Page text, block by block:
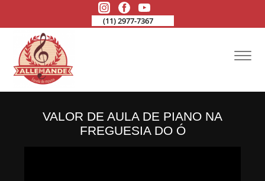
(11) 2977-7367
VALOR DE AULA DE PIANO NA
FREGUESIA DO Ó